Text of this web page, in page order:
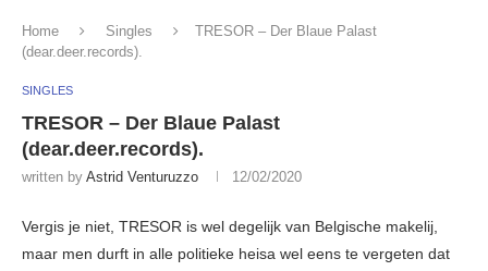
Home Singles
TRESOR – Der Blaue Palast
(dear.deer.records).
SINGLES
TRESOR – Der Blaue Palast
(dear.deer.records).
written by Astrid Venturuzzo 12/02/2020
Vergis je niet, TRESOR is wel degelijk van Belgische makelij,
maar men durft in alle politieke heisa wel eens te vergeten dat